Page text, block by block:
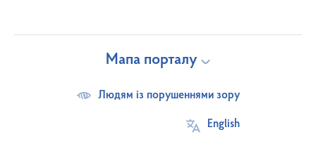
Мапа порталу
Людям із порушеннями зору
English